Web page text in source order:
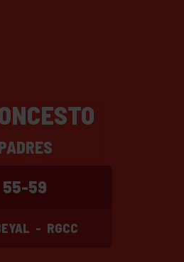
55-59
- RGCC